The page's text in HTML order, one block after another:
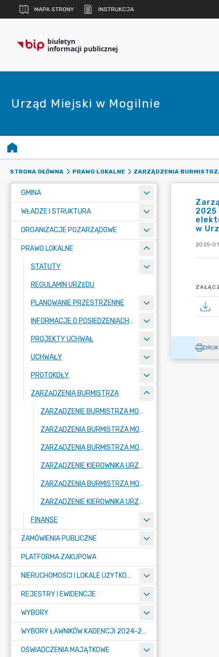
MAPA STRONY INSTRUKCJA
biuletyn
informacji publicznej
Urząd Miejski w Mogilnie
STRONA GŁÓWNA PRAWO LOKALNE ZARZĄDZENIA
GMINA
WŁADZE I STRUKTURA
ORGANIZACJE POZARZĄDOWE
PRAWO LOKALNE
STATUTY
REGULAMIN URZĘDU
PLANOWANIE PRZESTRZENNE
INFORMACJE O POSIEDZENIACH KOMISJI
PROJEKTY UCHWAŁ
UCHWAŁY
PROTOKOŁY
ZARZĄDZENIA BURMISTRZA
ZARZĄDZENIE BURMISTRZA MOGILNA 2026
ZARZĄDZENIA BURMISTRZA MOGILNA 2025
ZARZĄDZENIA BURMISTRZA MOGILNA 2024
ZARZĄDZENIE KIEROWNIKA URZĘDU 2024
ZARZĄDZENIA BURMISTRZA MOGILNA 2023
ZARZĄDZENIE KIEROWNIKA URZĘDU 2023
FINANSE
ZAMÓWIENIA PUBLICZNE
PLATFORMA ZAKUPOWA
NIERUCHOMOŚCI I LOKALE UŻYTKOWE
REJESTRY I EWIDENCJE
WYBORY
WYBORY ŁAWNIKÓW KADENCJI 2024-2027
OŚWIADCZENIA MAJĄTKOWE
w
2025-